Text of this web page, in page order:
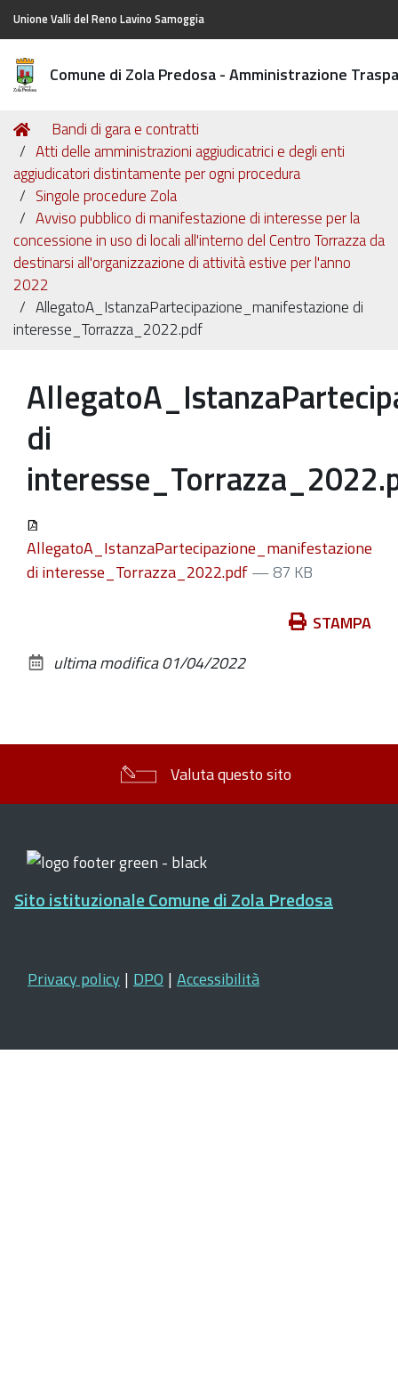
Unione Valli del Reno Lavino Samoggia
Comune di Zola Predosa - Amministrazione
Tu
sei
qui:
Home
Bandi di gara e contratti
Atti delle amministrazioni aggiudicatrici e degli enti
aggiudicatori distintamente per ogni procedura
Singole procedure Zola
Avviso pubblico di manifestazione di interesse per la
concessione in uso di locali all'interno del Centro Torrazza da
destinarsi all'organizzazione di attività estive per l'anno
2022
AllegatoA_IstanzaPartecipazione_manifestazione di
interesse_Torrazza_2022.pdf
di
AllegatoA_IstanzaPartecipazione_manifestazione
di interesse_Torrazza_2022.pdf— 87 KB
documento
STAMPA
ultima modifica01/04/2022
Valuta questo sito
Sito istituzionale Comune di Zola Predosa
Privacy policy | DPO | Accessibilità